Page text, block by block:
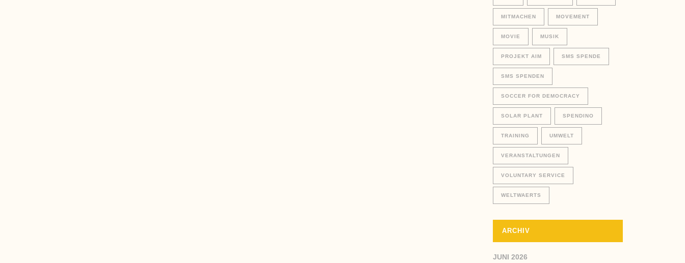
MITMACHEN MOVEMENT
MOVIE MUSIK
PROJEKT AIM SMS SPENDE
SMS SPENDEN
SOCCER FOR DEMOCRACY
SOLAR PLANT SPENDINO
TRAINING UMWELT
VERANSTALTUNGEN
VOLUNTARY SERVICE
WELTWAERTS
ARCHIV
JUNI 2026